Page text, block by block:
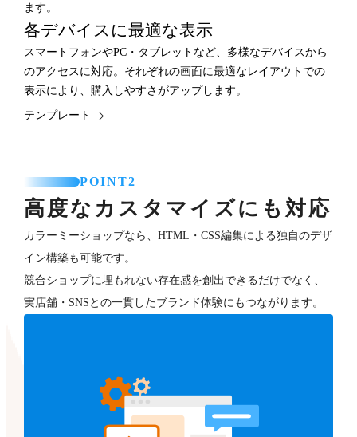
ます。
各デバイスに最適な表示
スマートフォンやPC・タブレットなど、多様なデバイスから
のアクセスに対応。それぞれの画面に最適なレイアウトでの
表示により、購入しやすさがアップします。
テンプレート
POINT2
高度なカスタマイズにも対応
カラーミーショップなら、HTML・CSS編集による独自のデザ
イン構築も可能です。
競合ショップに埋もれない存在感を創出できるだけでなく、
実店舗・SNSとの一貫したブランド体験にもつながります。